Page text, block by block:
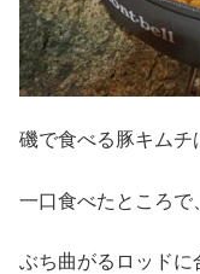
磯で食べる豚キムチ
一口食べたところで
ぶち曲がるロッドに